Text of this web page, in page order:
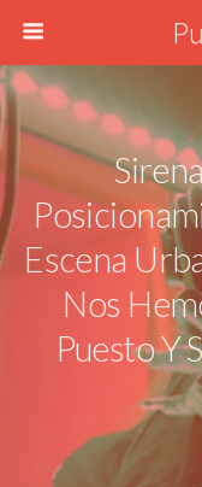
Escena
Nos
Puesto Y